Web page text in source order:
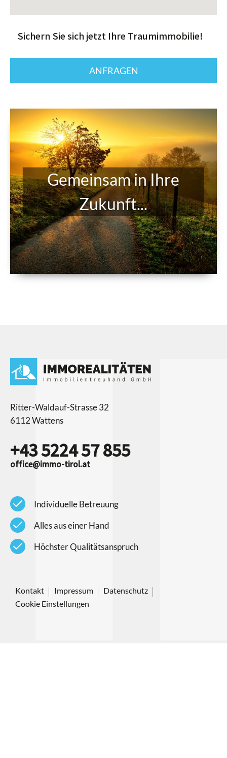
Sichern Sie sich jetzt Ihre Traumimmobilie!
Gemeinsam in Ihre
Zukunft...
Ritter-Waldauf-Strasse 32
6112 Wattens
+43 5224 57 855
office@immo-tirol.at
check Individuelle Betreuung
check Alles aus einer Hand
check Höchster Qualitätsanspruch
Kontakt Impressum
Datenschutz
Cookie Einstellungen